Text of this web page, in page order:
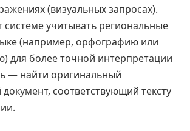
(визуальных запросах).
системе учитывать региональные
(например, орфографию или
для более точной интерпретации
— найти оригинальный
соответствующий тексту